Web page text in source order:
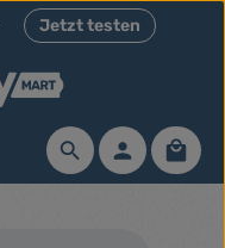
Jetzt testen